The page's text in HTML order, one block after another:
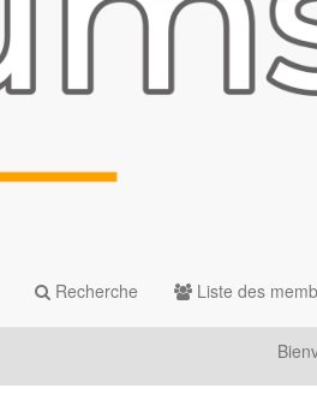
Recherche Liste des